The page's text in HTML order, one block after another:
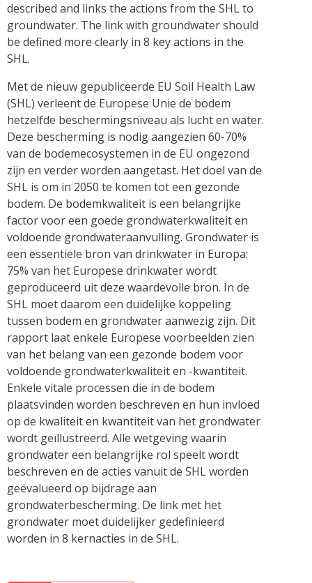
described and links the actions from the SHL to
groundwater. The link with groundwater should
be defined more clearly in 8 key actions in the
SHL.
Met de nieuw gepubliceerde EU Soil Health Law
(SHL) verleent de Europese Unie de bodem
hetzelfde beschermingsniveau als lucht en water.
Deze bescherming is nodig aangezien 60-70%
van de bodemecosystemen in de EU ongezond
zijn en verder worden aangetast. Het doel van de
SHL is om in 2050 te komen tot een gezonde
bodem. De bodemkwaliteit is een belangrijke
factor voor een goede grondwaterkwaliteit en
voldoende grondwateraanvulling. Grondwater is
een essentiële bron van drinkwater in Europa:
75% van het Europese drinkwater wordt
geproduceerd uit deze waardevolle bron. In de
SHL moet daarom een duidelijke koppeling
tussen bodem en grondwater aanwezig zijn. Dit
rapport laat enkele Europese voorbeelden zien
van het belang van een gezonde bodem voor
voldoende grondwaterkwaliteit en -kwantiteit.
Enkele vitale processen die in de bodem
plaatsvinden worden beschreven en hun invloed
op de kwaliteit en kwantiteit van het grondwater
wordt geïllustreerd. Alle wetgeving waarin
grondwater een belangrijke rol speelt wordt
beschreven en de acties vanuit de SHL worden
geëvalueerd op bijdrage aan
grondwaterbescherming. De link met het
grondwater moet duidelijker gedefinieerd
worden in 8 kernacties in de SHL.